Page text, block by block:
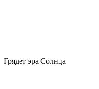
Грядет эра Солнца